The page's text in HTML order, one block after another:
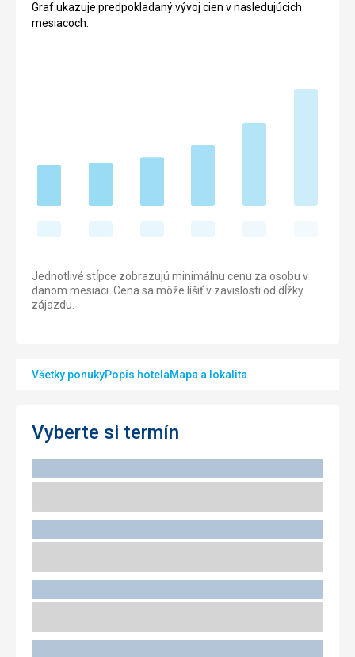
Graf ukazuje predpokladaný vývoj cien v nasledujúcich
mesiacoch.
Jednotlivé stĺpce zobrazujú minimálnu cenu za osobu v
danom mesiaci. Cena sa môže líšiť v zavislosti od dĺžky
zájazdu.
Všetky ponukyPopis hotelaMapa a lokalita
Vyberte si termín